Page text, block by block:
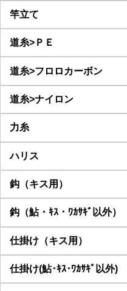
竿立て
道糸>ＰＥ
道糸>フロロカーボン
道糸>ナイロン
力糸
ハリス
鈎（キス用）
鈎（鮎・ｷｽ・ﾜｶｻｷﾞ以外）
仕掛け（キス用）
仕掛け(鮎･ｷｽ･ﾜｶｻｷﾞ以外)